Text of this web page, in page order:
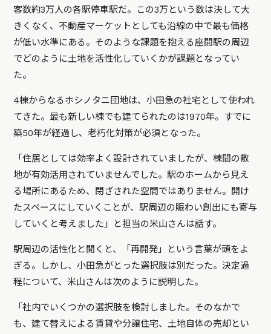
客数約3万人の各駅停車駅だ。この3万という数は決して大
きくなく、不動産マーケットとしても沿線の中で最も価格
が低い水準にある。そのような課題を抱える座間駅の周辺
でどのように土地を活性化していくかが課題となってい
た。
4棟からなるホシノタニ団地は、小田急の社宅として使われ
てきた。最も新しい棟でも建てられたのは1970年。すでに
築50年が経過し、老朽化対策が必須となった。
「住居としては効率よく設計されていましたが、棟間の敷
地が有効活用されていませんでした。駅のホームから見え
る場所にあるため、閉ざされた空間ではありません。開け
たスペースにしていくことが、駅周辺の賑わい創出にも寄与
していくと考えました」と担当の米山さんは話す。
駅周辺の活性化と聞くと、「再開発」という言葉が頭をよ
ぎる。しかし、小田急がとった選択肢は別だった。決定過
程について、米山さんは次のように説明した。
「社内でいくつかの選択肢を検討しました。そのなかで
も、建て替えによる賃貸や分譲住宅、土地自体の売却とい